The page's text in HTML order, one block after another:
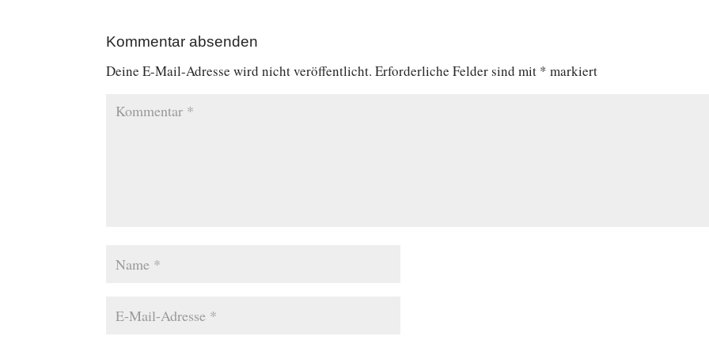
Kommentar absenden
Deine E-Mail-Adresse wird nicht veröffentlicht. Erforderliche Felder sind mit * markiert